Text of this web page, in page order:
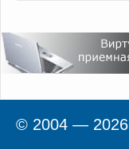
© 2004 — 2026